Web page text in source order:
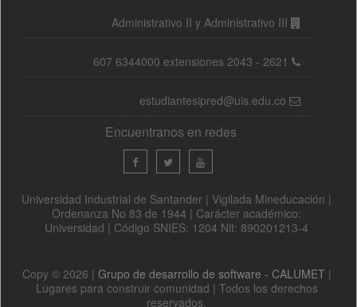
Administrativo II y Administrativo III
607 6344000 extensiones 2043 - 2621
estudiantesipred@uis.edu.co
Encuentranos en redes
Universidad Industrial de Santander | Vigilada Mineducación |
Ordenanza No 83 de 1944 | Carácter académico:
Universidad | Código SNIES: 1204 Nit: 890201213-4
Copy © 2026 | Grupo de desarrollo de software - CALUMET |
Lugares para construir comunidad | Todos los derechos
reservados.